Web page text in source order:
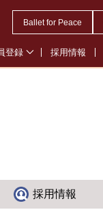
Ballet for Peace
登録 採用情報
採用情報